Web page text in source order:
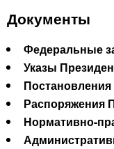
Документы
Федеральные
Указы
Распоряжения
Нормативно-